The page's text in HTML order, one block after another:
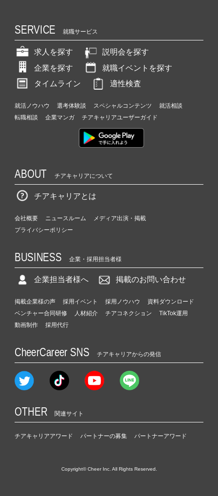
SERVICE 就職サービス
求人を探す
説明会を探す
企業を探す
就職イベントを探す
タイムライン
適性検査
就活ノウハウ 選考体験談 スペシャルコンテンツ
就活相談
転職相談
企業マンガ チアキャリアユーザーガイド
ABOUT チアキャリアについて
チアキャリアとは
会社概要 ニュースルーム
メディア出演・掲載
プライバシーポリシー
BUSINESS 企業・採用担当者様
企業担当者様へ 掲載のお問い合わせ
掲載企業様の声 採用イベント 採用ノウハウ
資料ダウンロード
ベンチャー合同研修
人材紹介 チアコネクション
TikTok運用
動画制作
採用代行
CheerCareer SNS チアキャリアからの発信
OTHER 関連サイト
チアキャリアアワード パートナーの募集 パートナーアワード
Copyright© Cheer Inc. All Rights Reserved.